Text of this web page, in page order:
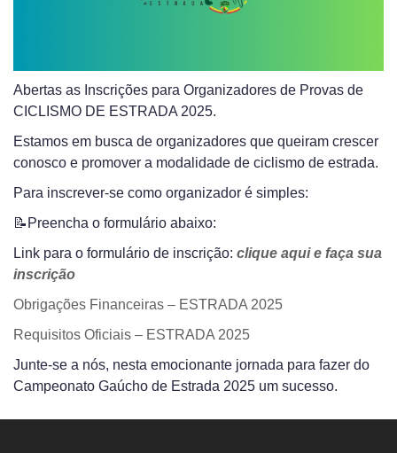
Abertas as Inscrições para Organizadores de Provas de
CICLISMO DE ESTRADA 2025.
Estamos em busca de organizadores que queiram crescer
conosco e promover a modalidade de ciclismo de estrada.
Para inscrever-se como organizador é simples:
📝Preencha o formulário abaixo:
Link para o formulário de inscrição: clique aqui e faça sua
inscrição
Obrigações Financeiras – ESTRADA 2025
Requisitos Oficiais – ESTRADA 2025
Junte-se a nós, nesta emocionante jornada para fazer do
Campeonato Gaúcho de Estrada 2025 um sucesso.